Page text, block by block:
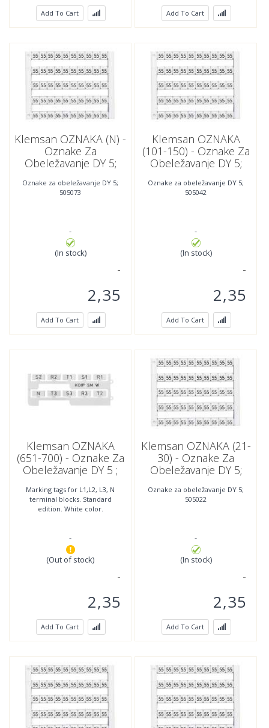
Add To Cart Add To Cart
Klemsan OZNAKA (N) -
Oznake Za
Obeležavanje DY 5;
Oznake za obeležavanje DY 5;
505073
-
(In stock)
2,35
Add To Cart
Klemsan OZNAKA
(101-150) - Oznake Za
Obeležavanje DY 5;
Oznake za obeležavanje DY 5;
505042
-
(In stock)
2,35
Add To Cart
Klemsan OZNAKA
(651-700) - Oznake Za
Obeležavanje DY 5 ;
Marking tags for L1,L2, L3, N
terminal blocks. Standard
edition. White color.
-
(Out of stock)
2,35
Add To Cart
Klemsan OZNAKA (21-
30) - Oznake Za
Obeležavanje DY 5;
Oznake za obeležavanje DY 5;
505022
-
(In stock)
2,35
Add To Cart